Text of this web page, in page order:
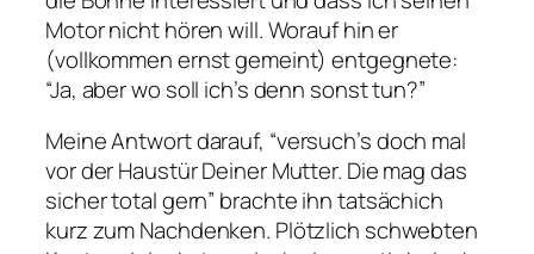
Motor nicht hören will. Worauf hin er
(vollkommen ernst gemeint) entgegnete:
“Ja, aber wo soll ich’s denn sonst tun?”
Meine Antwort darauf, “versuch’s doch mal
vor der Haustür Deiner Mutter. Die mag das
sicher total gern” brachte ihn tatsächich
kurz zum Nachdenken. Plötzlich schwebten